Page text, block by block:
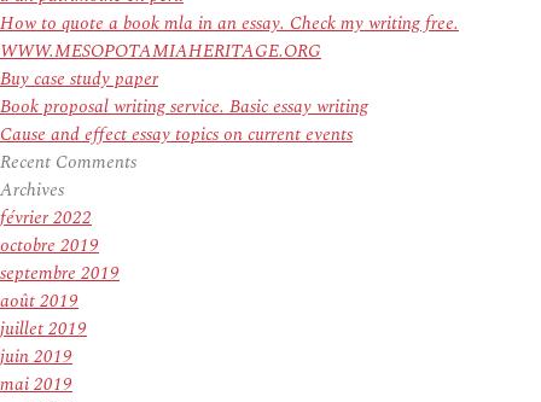
How to quote a book mla in an essay. Check my writing free.
WWW.MESOPOTAMIAHERITAGE.ORG
Buy case study paper
Book proposal writing service. Basic essay writing
Cause and effect essay topics on current events
Recent Comments
Archives
février 2022
octobre 2019
septembre 2019
août 2019
juillet 2019
juin 2019
mai 2019